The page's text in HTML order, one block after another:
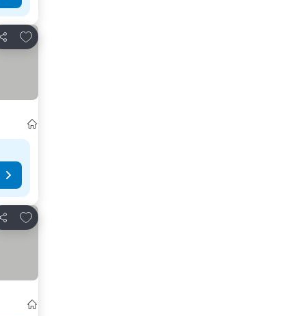
Κοινοποίηση
Προσθήκη στα αγαπημένα
Κοινοποίηση
Προσθήκη στα αγαπημένα